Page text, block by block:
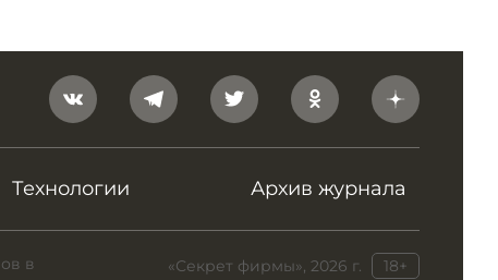
Технологии Архив журнала
«Секрет фирмы», 2026 г. 18+
в